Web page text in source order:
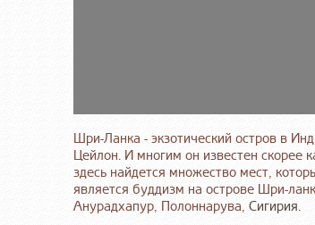
Шри-Ланка - экзотический остров в
Цейлон. И многим он известен скорее
здесь найдется множество мест,
является буддизм на острове Шри-
Анурадхапур, Полоннарува, Сигирия.